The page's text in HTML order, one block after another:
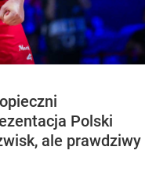
Polski
ale prawdziwy